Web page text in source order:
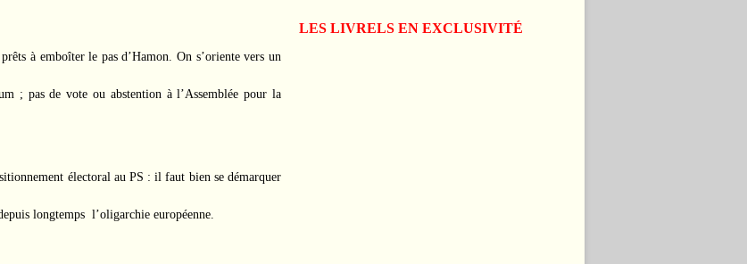
à emboîter le pas d’Hamon. On s’oriente vers un
; pas de vote ou abstention à l’Assemblée pour la
électoral au PS : il faut bien se démarquer
longtemps l’oligarchie européenne.
LES LIVRELS EN EXCLUSIVITÉ